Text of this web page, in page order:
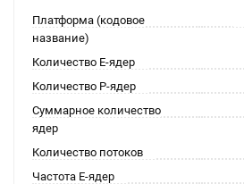
Платформа (кодовое
название)
Количество E-ядер
Количество P-ядер
Суммарное количество
ядер
Количество потоков
Частота E-ядер